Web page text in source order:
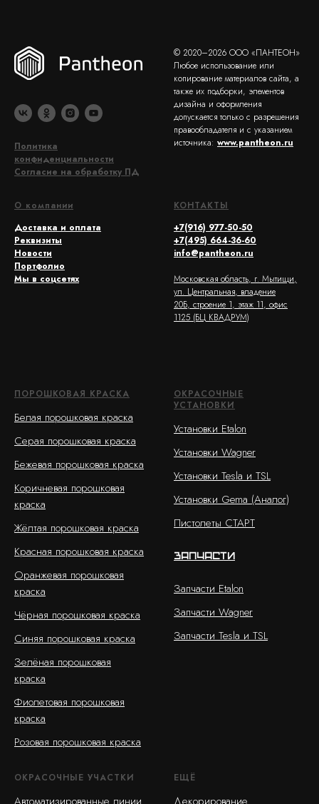
Политика
конфиденциальности
Согласие на обработку ПД
© 2020–2026 ООО «ПАНТЕОН»
Любое использование или
копирование материалов сайта, а
также их подборки, элементов
дизайна и оформления
допускается только с разрешения
правообладателя и с указанием
источника: www.pantheon.ru
О компании
Доставка и оплата
Реквизиты
Новости
Портфолио
Мы в соцсетях
КОНТАКТЫ
+7(916) 977-50-50
+7(495) 664-36-60
info@pantheon.ru
Московская область, г. Мытищи,
ул. Центральная, владение
20Б, строение 1, этаж 11, офис
1125 (БЦ КВАДРУМ)
ПОРОШКОВАЯ КРАСКА
Белая порошковая краска
Серая порошковая краска
Бежевая порошковая краска
Коричневая порошковая
краска
Жёлтая порошковая краска
Красная порошковая краска
Оранжевая порошковая
краска
Чёрная порошковая краска
Синяя порошковая краска
Зелёная порошковая
краска
Фиолетовая порошковая
краска
Розовая порошковая краска
ОКРАСОЧНЫЕ
УСТАНОВКИ
Установки Etalon
Установки Wagner
Установки Tesla и TSL
Установки Gema (Аналог)
Пистолеты СТАРТ
Запчасти
Запчасти Etalon
Запчасти Wagner
Запчасти Tesla и TSL
ОКРАСОЧНЫЕ УЧАСТКИ ЕЩЁ